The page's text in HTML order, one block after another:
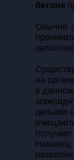
бетоне
Обычно
на
в данном
целыми